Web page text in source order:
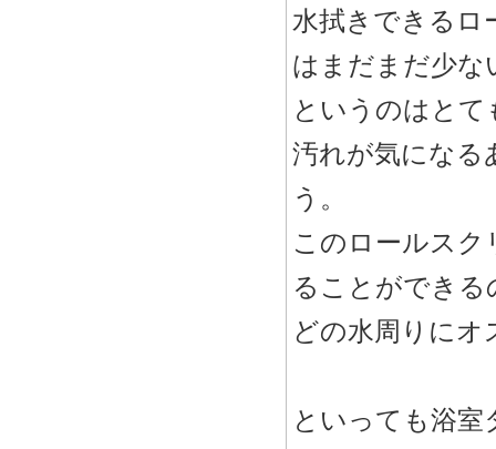
水拭きできるロ
はまだまだ少な
というのはとて
汚れが気になる
う。
このロールスク
ることができ
どの水周りにオ
といっても浴